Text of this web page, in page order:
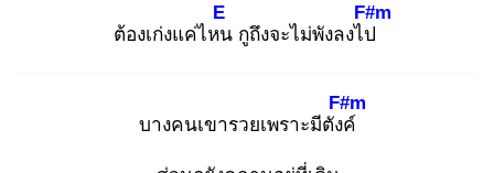
ต้องเก่งแค่ไหน
E
กูถึงจะไม่พังลงไป
F#m
บางคนเขารวยเพราะมีตังค์
F#m